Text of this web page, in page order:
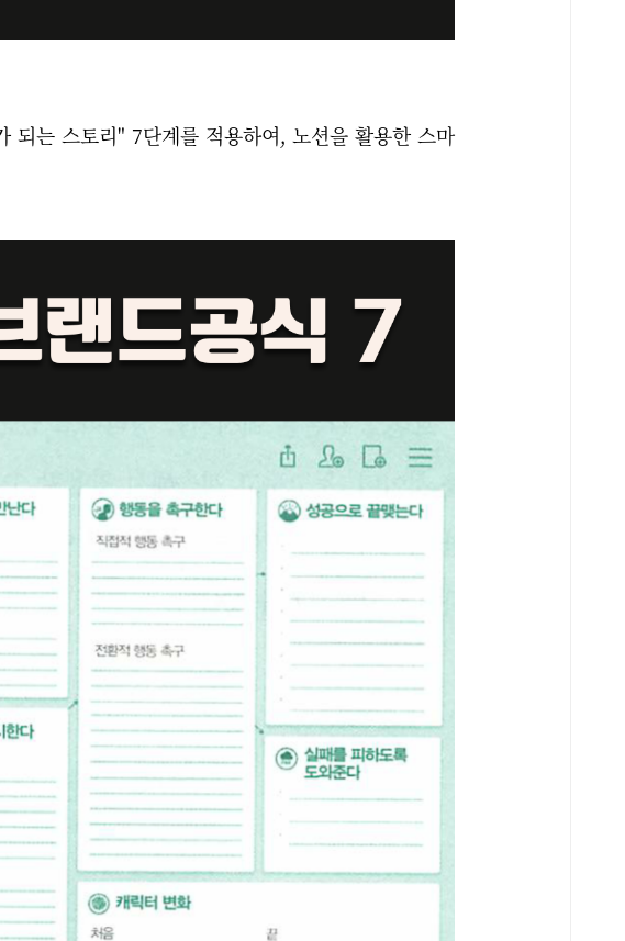
되는 스토리" 7단계를 적용하여, 노션을 활용한 스마